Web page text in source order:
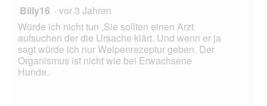
Billy16 · vor 3 Jahren
Würde ich nicht tun ,Sie sollten einen Arzt
aufsuchen der die Ursache klärt. Und wenn er ja
sagt würde ich nur Welpenrezeptur geben. Der
Organismus ist nicht wie bei Erwachsene
Hunde.